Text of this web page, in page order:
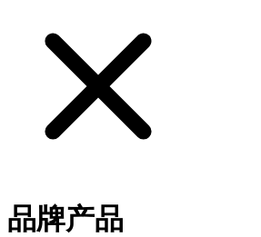
品牌产品